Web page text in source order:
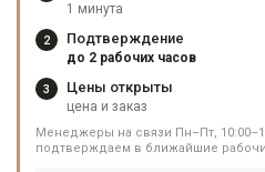
1 минута
2 Подтверждение
до 2 рабочих часов
3 Цены открыты
цена и заказ
Менеджеры на связи Пн–Пт,
подтверждаем в ближайшие